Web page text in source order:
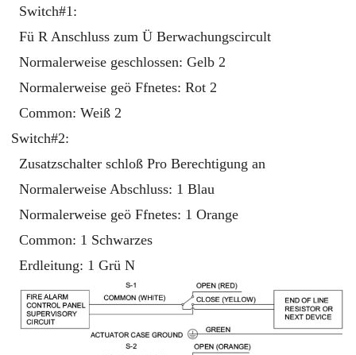
Switch#1:
Fü R Anschluss zum Ü Berwachungscircult
Normalerweise geschlossen: Gelb 2
Normalerweise geö Ffnetes: Rot 2
Common: Weiß 2
Switch#2:
Zusatzschalter schloß Pro Berechtigung an
Normalerweise Abschluss: 1 Blau
Normalerweise geö Ffnetes: 1 Orange
Common: 1 Schwarzes
Erdleitung: 1 Grü N